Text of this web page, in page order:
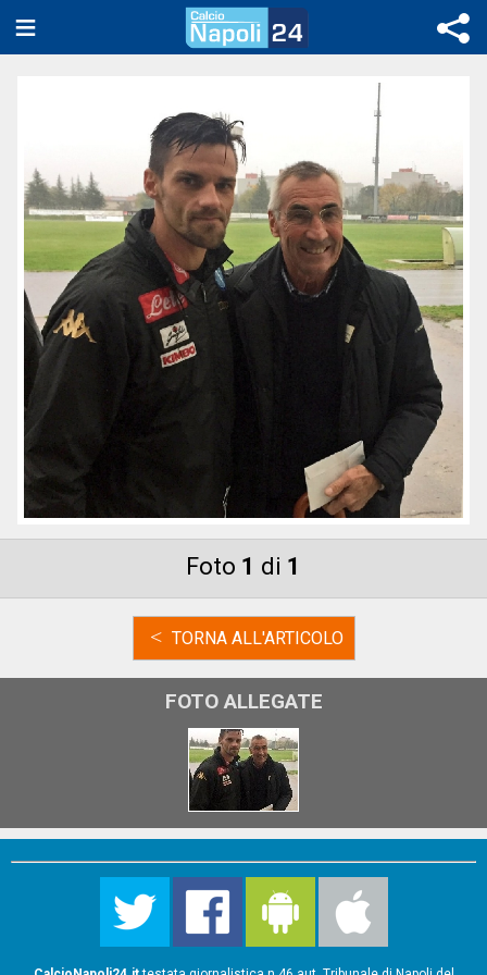
Foto 1 di 1
< TORNA ALL'ARTICOLO
FOTO ALLEGATE